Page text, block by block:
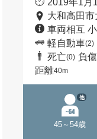
2019年1月
大和高田
車両相互
軽自動車(2)
死亡(0) 負傷
距離40m
45～54歳
他